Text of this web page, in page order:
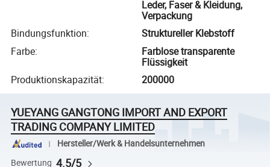
Leder, Faser & Kleidung,
Verpackung
Bindungsfunktion:
Struktureller Klebstoff
Farbe:
Farblose transparente
Flüssigkeit
Produktionskapazität: 200000
YUEYANG GANGTONG IMPORT AND EXPORT
TRADING COMPANY LIMITED
Hersteller/Werk & Handelsunternehmen
Bewertung 4.5/5